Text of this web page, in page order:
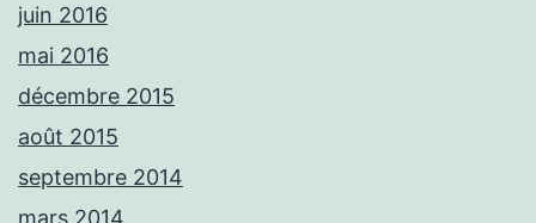
juin 2016
mai 2016
décembre 2015
août 2015
septembre 2014
mars 2014